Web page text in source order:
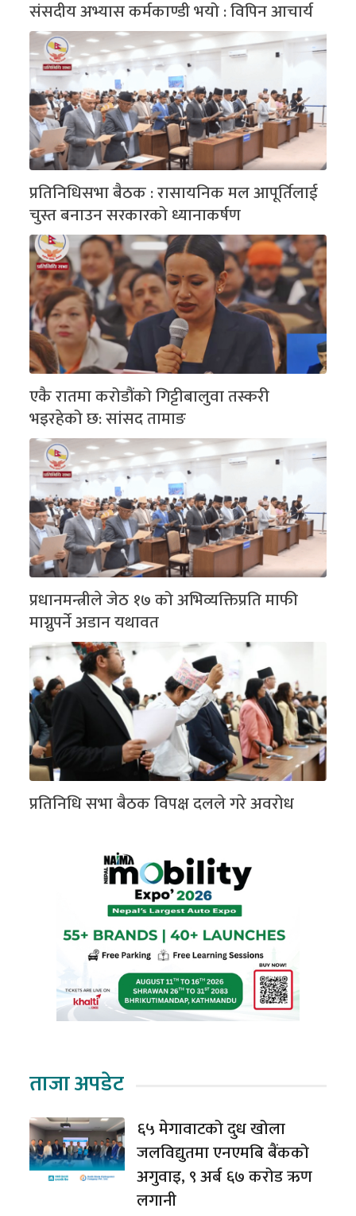
संसदीय अभ्यास कर्मकाण्डी भयो : विपिन आचार्य
प्रतिनिधिसभा बैठक : रासायनिक मल आपूर्तिलाई
चुस्त बनाउन सरकारको ध्यानाकर्षण
एकै रातमा करोडौंको गिट्टीबालुवा तस्करी
भइरहेको छ: सांसद तामाङ
प्रधानमन्त्रीले जेठ १७ को अभिव्यक्तिप्रति माफी
माग्नुपर्ने अडान यथावत
प्रतिनिधि सभा बैठक विपक्ष दलले गरे अवरोध
ताजा अपडेट
६५ मेगावाटको दुध खोला
जलविद्युतमा एनएमबि बैंकको
अगुवाइ, ९ अर्ब ६७ करोड ऋण
लगानी